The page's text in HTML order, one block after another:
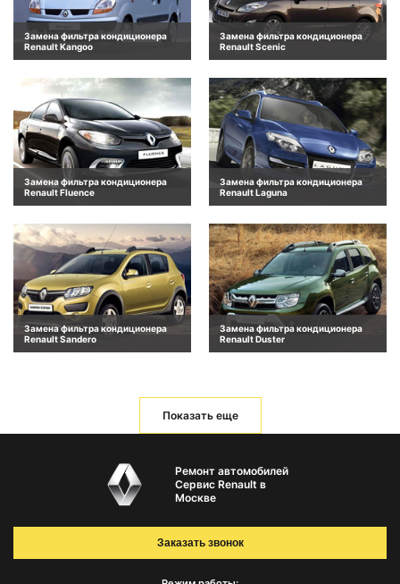
Замена фильтра кондиционера
Renault Kangoo
Замена фильтра кондиционера
Renault Scenic
Замена фильтра кондиционера
Renault Fluence
Замена фильтра кондиционера
Renault Laguna
Замена фильтра кондиционера
Renault Sandero
Замена фильтра кондиционера
Renault Duster
Показать еще
Ремонт автомобилей
Сервис Renault в
Москве
Заказать звонок